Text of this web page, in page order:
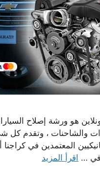
هو ورشة إصلاح
والشاحنات ، وتقدم كل
المعتمدين في كراجنا
في … اقرأ المزيد